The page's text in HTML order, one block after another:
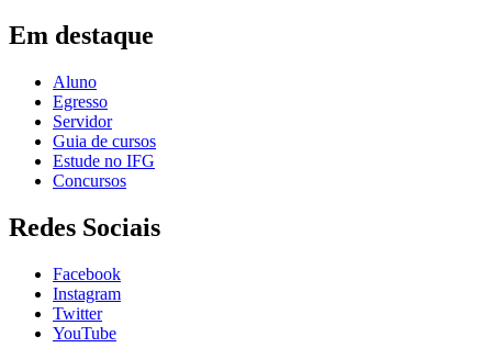
Em destaque
Aluno
Egresso
Servidor
Guia de cursos
Estude no IFG
Concursos
Redes Sociais
Facebook
Instagram
Twitter
YouTube